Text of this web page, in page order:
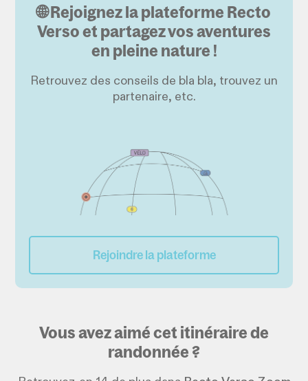
🌐 Rejoignez la plateforme Recto
Verso et partagez vos aventures
en pleine nature !
Retrouvez des conseils de bla bla, trouvez un
partenaire, etc.
Rejoindre la plateforme
Vous avez aimé cet itinéraire de
randonnée ?